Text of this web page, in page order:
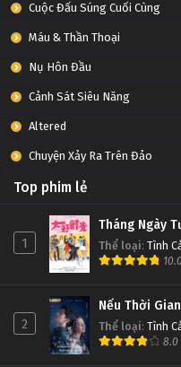
Cuộc Đấu Súng Cuối Cùng
Máu & Thần Thoại
Nụ Hôn Đầu
Cảnh Sát Siêu Năng
Altered
Chuyện Xảy Ra Trên Đảo
Top phim lẻ
1
Tháng Ngày
Thể loại: Tình
10.0
2
Nếu Thời
Thể loại: Tình
8.0